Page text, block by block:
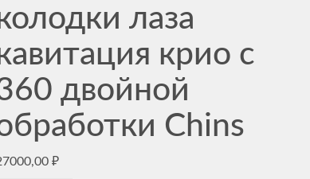
лаза
крио с
двойной
Chins
₽